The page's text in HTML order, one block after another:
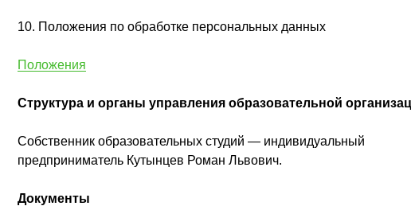
10. Положения по обработке персональных данных
Положения
Структура и органы управления образовательной
Собственник образовательных студий — индивидуальный
предприниматель Кутынцев Роман Львович.
Документы